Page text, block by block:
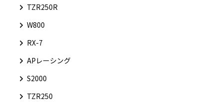
TZR250R
W800
RX-7
APレーシング
S2000
TZR250